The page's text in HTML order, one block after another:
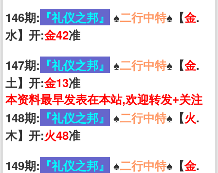
146期: 『礼仪之邦』 ♠️二行中特♠️【金.
水】开:金42准
147期: 『礼仪之邦』 ♠️二行中特♠️【金.
土】开:金13准
本资料最早发表在本站,欢迎转发+关注
148期: 『礼仪之邦』 ♠️二行中特♠️【火.
木】开:火48准
149期: 『礼仪之邦』 ♠️二行中特♠️【金.